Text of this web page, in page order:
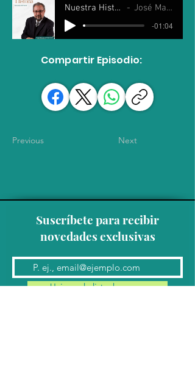
Nuestra Historia 21 enero 2026 José Manuel Villalpando
-01:04
Compartir Episodio:
Previous Next
Suscríbete para recibir
novedades exclusivas
Unirse a la lista de correo